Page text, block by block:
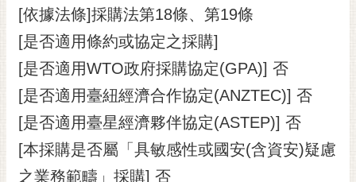
報
市
民
信
箱
English
日
本
[依據法條]採購法第18條、第19條
[是否適用條約或協定之採購]
[是否適用WTO政府採購協定(GPA)] 否
[是否適用臺紐經濟合作協定(ANZTEC)] 否
[是否適用臺星經濟夥伴協定(ASTEP)] 否
[本採購是否屬「具敏感性或國安(含資安)疑慮
之業務範疇」採購] 否